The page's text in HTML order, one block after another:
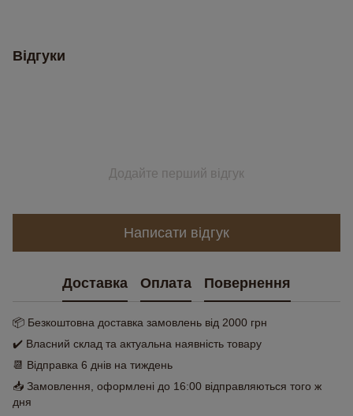
Відгуки
Додайте перший відгук
Написати відгук
Доставка Оплата Повернення
📦 Безкоштовна доставка замовлень від 2000 грн
✔️ Власний склад та актуальна наявність товару
📆 Відправка 6 днів на тиждень
📥 Замовлення, оформлені до 16:00 відправляються того ж
дня